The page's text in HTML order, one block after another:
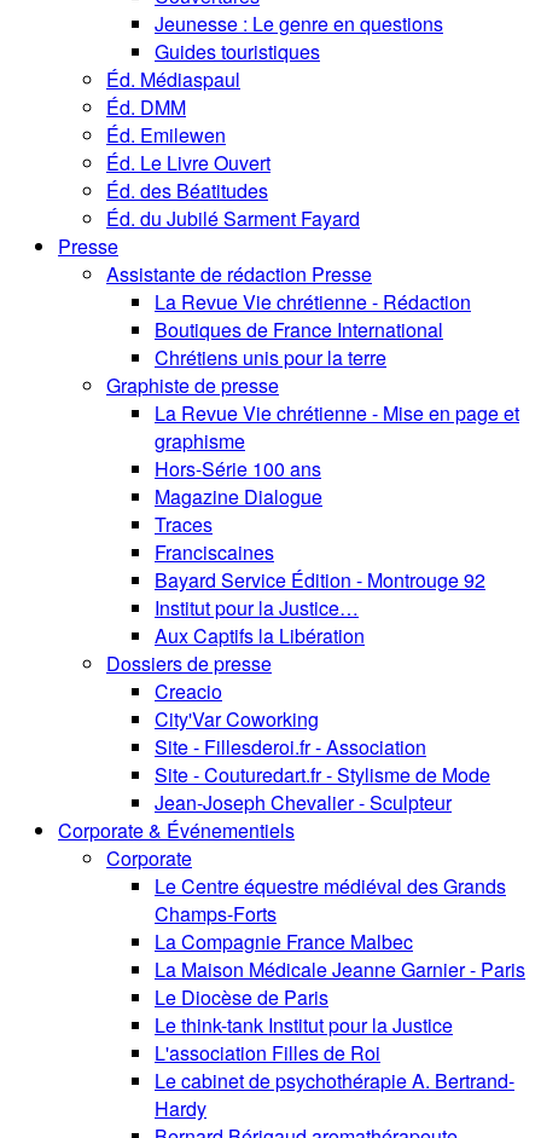
Jeunesse : Le genre en questions
Guides touristiques
Éd. Médiaspaul
Éd. DMM
Éd. Emilewen
Éd. Le Livre Ouvert
Éd. des Béatitudes
Éd. du Jubilé Sarment Fayard
Presse
Assistante de rédaction Presse
La Revue Vie chrétienne - Rédaction
Boutiques de France International
Chrétiens unis pour la terre
Graphiste de presse
La Revue Vie chrétienne - Mise en page et
graphisme
Hors-Série 100 ans
Magazine Dialogue
Traces
Franciscaines
Bayard Service Édition - Montrouge 92
Institut pour la Justice…
Aux Captifs la Libération
Dossiers de presse
Creacio
City'Var Coworking
Site - Fillesderoi.fr - Association
Site - Couturedart.fr - Stylisme de Mode
Jean-Joseph Chevalier - Sculpteur
Corporate & Événementiels
Corporate
Le Centre équestre médiéval des Grands
Champs-Forts
La Compagnie France Malbec
La Maison Médicale Jeanne Garnier - Paris
Le Diocèse de Paris
Le think-tank Institut pour la Justice
L'association Filles de Roi
Le cabinet de psychothérapie A. Bertrand-
Hardy